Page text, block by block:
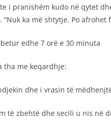
i pranishëm kudo në qytet
ka më shtytje. Po
edhe 7 orë e 30 minuta
tha me keqardhje:
dhe i vrasin të
të zbehtë dhe secili u nis në